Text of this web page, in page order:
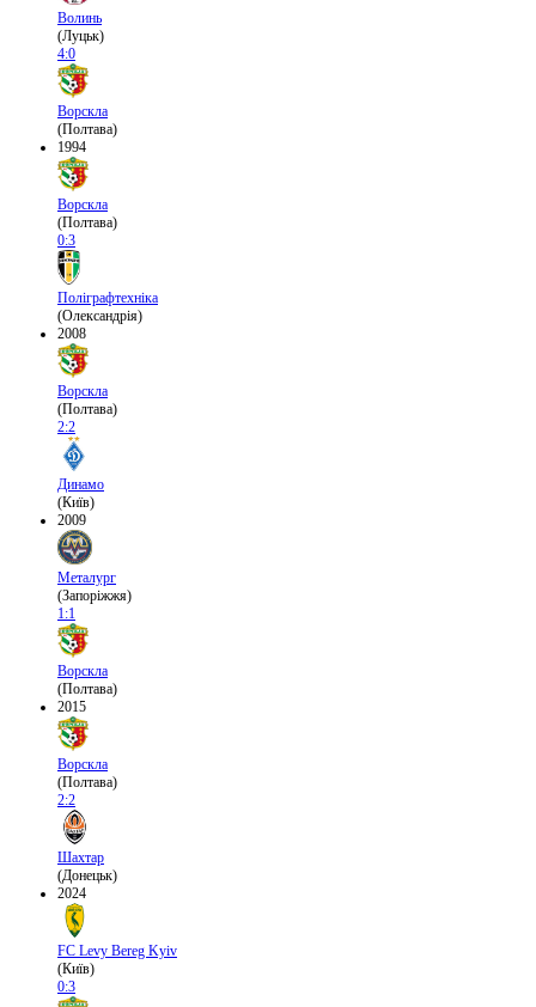
Волинь
(Луцьк)
4:0
Ворскла
(Полтава)
1994
Ворскла
(Полтава)
0:3
Поліграфтехніка
(Олександрія)
2008
Ворскла
(Полтава)
2:2
Динамо
(Київ)
2009
Металург
(Запоріжжя)
1:1
Ворскла
(Полтава)
2015
Ворскла
(Полтава)
2:2
Шахтар
(Донецьк)
2024
FC Levy Bereg Kyiv
(Київ)
0:3